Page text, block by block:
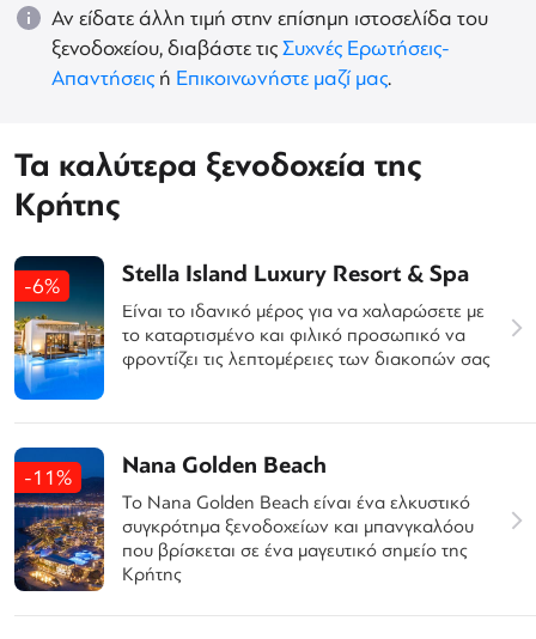
Αν είδατε άλλη τιμή στην επίσημη ιστοσελίδα του
ξενοδοχείου, διαβάστε τιςΣυχνές Ερωτήσεις-
Απαντήσεις ή Επικοινωνήστε μαζί μας.
Τα καλύτερα ξενοδοχεία της
Κρήτης
-6% Stella Island Luxury Resort & Spa
Είναι το ιδανικό μέρος για να χαλαρώσετε με
το καταρτισμένο και φιλικό προσωπικό να
φροντίζει τις λεπτομέρειες των διακοπών σας
-11% Nana Golden Beach
Το Nana Golden Beach είναι ένα ελκυστικό
συγκρότημα ξενοδοχείων και μπανγκαλόου
που βρίσκεται σε ένα μαγευτικό σημείο της
Κρήτης